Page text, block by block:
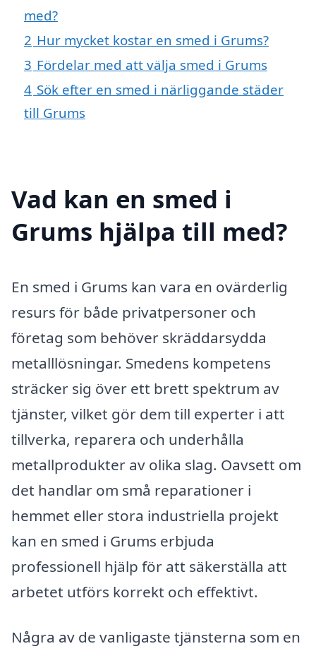
med?
2 Hur mycket kostar en smed i Grums?
3 Fördelar med att välja smed i Grums
4 Sök efter en smed i närliggande städer
till Grums
Vad kan en smed i
Grums hjälpa till med?
En smed i Grums kan vara en ovärderlig
resurs för både privatpersoner och
företag som behöver skräddarsydda
metalllösningar. Smedens kompetens
sträcker sig över ett brett spektrum av
tjänster, vilket gör dem till experter i att
tillverka, reparera och underhålla
metallprodukter av olika slag. Oavsett om
det handlar om små reparationer i
hemmet eller stora industriella projekt
kan en smed i Grums erbjuda
professionell hjälp för att säkerställa att
arbetet utförs korrekt och effektivt.
Några av de vanligaste tjänsterna som en